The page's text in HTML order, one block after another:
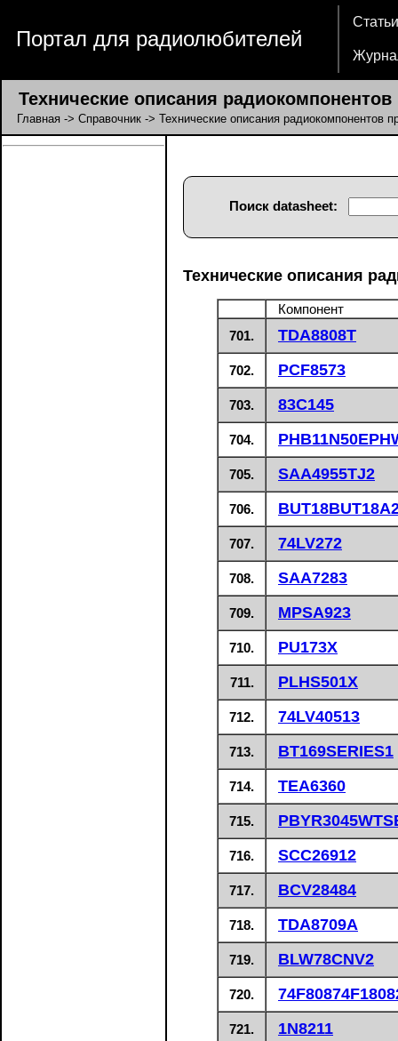
Портал для радиолюбителей
Статьи
Технические описания
Главная -> Справочник -> Технические описания радиокомпонентов
Поиск datasheet:
Технические описания
Компонент
701.
TDA8808T
702. PCF8573
703. 83C145
704.
705. SAA4955TJ2
706.
707. 74LV272
708. SAA7283
709. MPSA923
710. PU173X
711. PLHS501X
712. 74LV40513
713. BT169SERIES1
714. TEA6360
715.
716. SCC26912
717. BCV28484
718. TDA8709A
719. BLW78CNV2
720.
721. 1N8211